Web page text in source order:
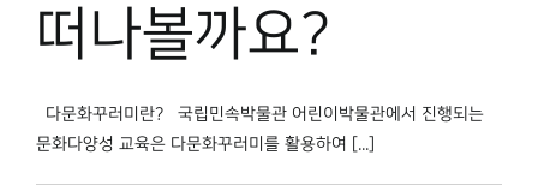
떠나볼까요?
다문화꾸러미란? 국립민속박물관 어린이박물관에서 진행되는
문화다양성 교육은 다문화꾸러미를 활용하여 [...]